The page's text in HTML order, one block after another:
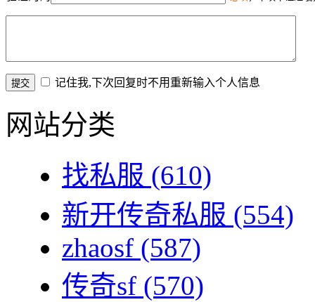
记住我,下次回复时不用重新输入个人信息
网站分类
找私服 (610)
新开传奇私服 (554)
zhaosf (587)
传奇sf (570)